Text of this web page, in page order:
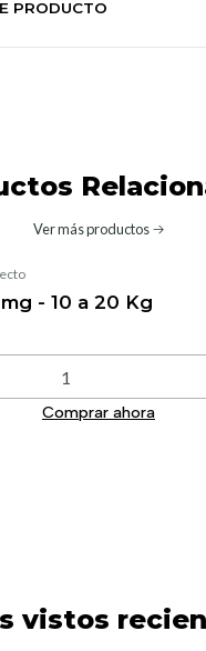
PRODUCTO
Ver más productos
- 10 a 20 Kg
Comprar ahora
vistos